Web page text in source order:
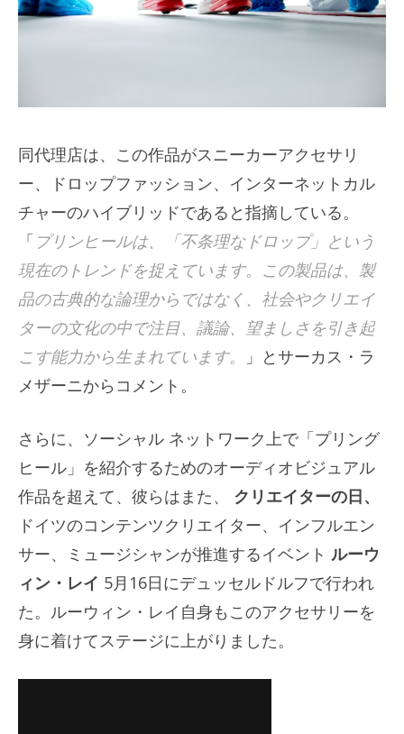
同代理店は、この作品がスニーカーアクセサリ
ー、ドロップファッション、インターネットカル
チャーのハイブリッドであると指摘している。
「 プリンヒールは、「不条理なドロップ」という
現在のトレンドを捉えています。この製品は、製
品の古典的な論理からではなく、社会やクリエイ
ターの文化の中で注目、議論、望ましさを引き起
こす能力から生まれています。
」とサーカス・ラ
メザーニからコメント。
さらに、ソーシャル ネットワーク上で「プリング
ヒール」を紹介するためのオーディオビジュアル
作品を超えて、彼らはまた、 クリエイターの日、
ドイツのコンテンツクリエイター、インフルエン
サー、ミュージシャンが推進するイベント ルーウ
ィン・レイ 5月16日にデュッセルドルフで行われ
た。ルーウィン・レイ自身もこのアクセサリーを
身に着けてステージに上がりました。